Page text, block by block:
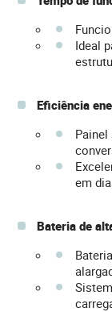
Ideal
Eficiência
em
Bateria de